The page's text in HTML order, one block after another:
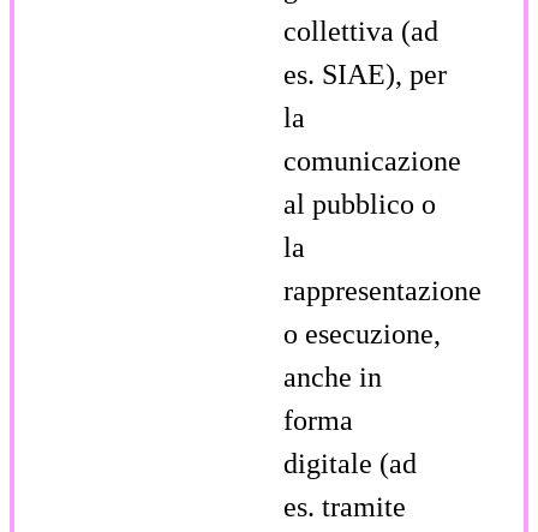
collettiva (ad
es. SIAE), per
la
comunicazione
al pubblico o
la
rappresentazione
o esecuzione,
anche in
forma
digitale (ad
es. tramite